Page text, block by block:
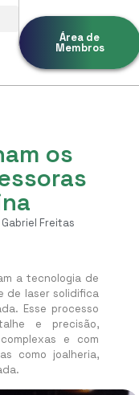
Área de
Membros
os
Gabriel Freitas
a tecnologia de
de laser solidifica
Esse processo
e precisão,
e com
como joalheria,